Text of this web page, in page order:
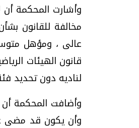
وأشارت المحكمة أن
مخالفة للقانون
قانون الهيئات
لناديه دون تحديد